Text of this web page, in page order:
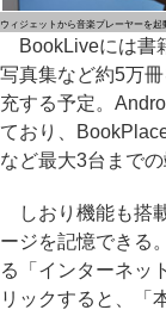
ウィジェットから音楽プレーヤーを起
BookLiveには書
写真集など約5万
充する予定。
ており、
など最大3台まで
しおり機能も搭
ージを記憶できる
る「インターネッ
リックすると、「